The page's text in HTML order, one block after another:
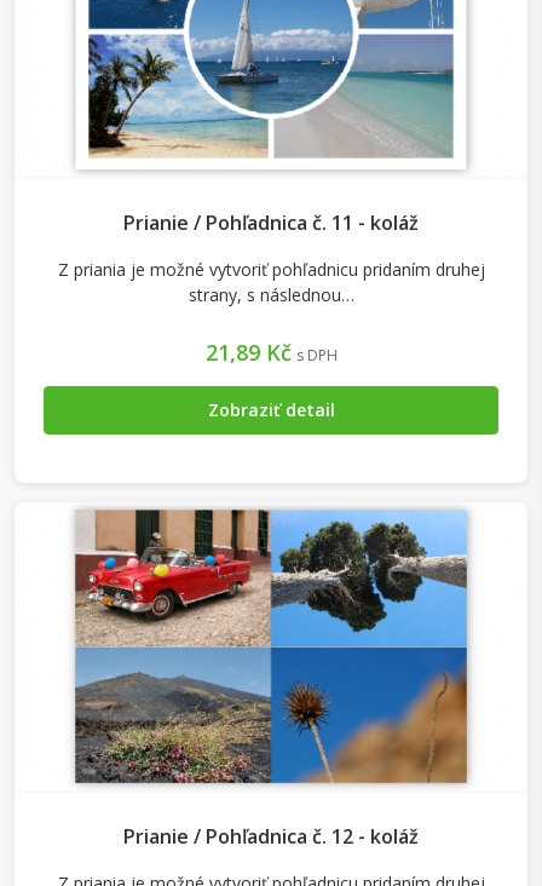
Prianie / Pohľadnica č. 11 - koláž
Z priania je možné vytvoriť pohľadnicu pridaním druhej
strany, s následnou…
21,89 Kč s DPH
Zobraziť detail
Prianie / Pohľadnica č. 12 - koláž